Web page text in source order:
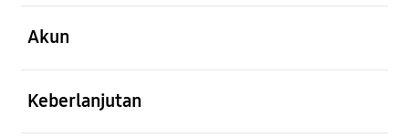
Akun
Keberlanjutan